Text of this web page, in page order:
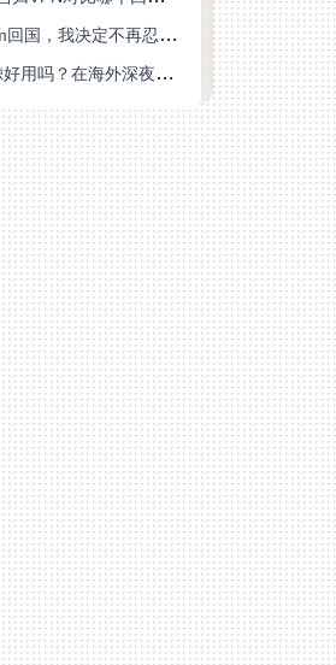
深夜连不上Steam回国，我决定不再忍受这数字鸿沟
Quickback和巨鲸好用吗？在海外深夜想刷B站、追爱奇艺的你，或许正需要这份答案